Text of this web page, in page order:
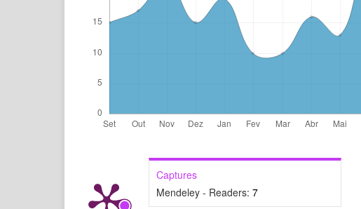
Captures
Mendeley - Readers: 7